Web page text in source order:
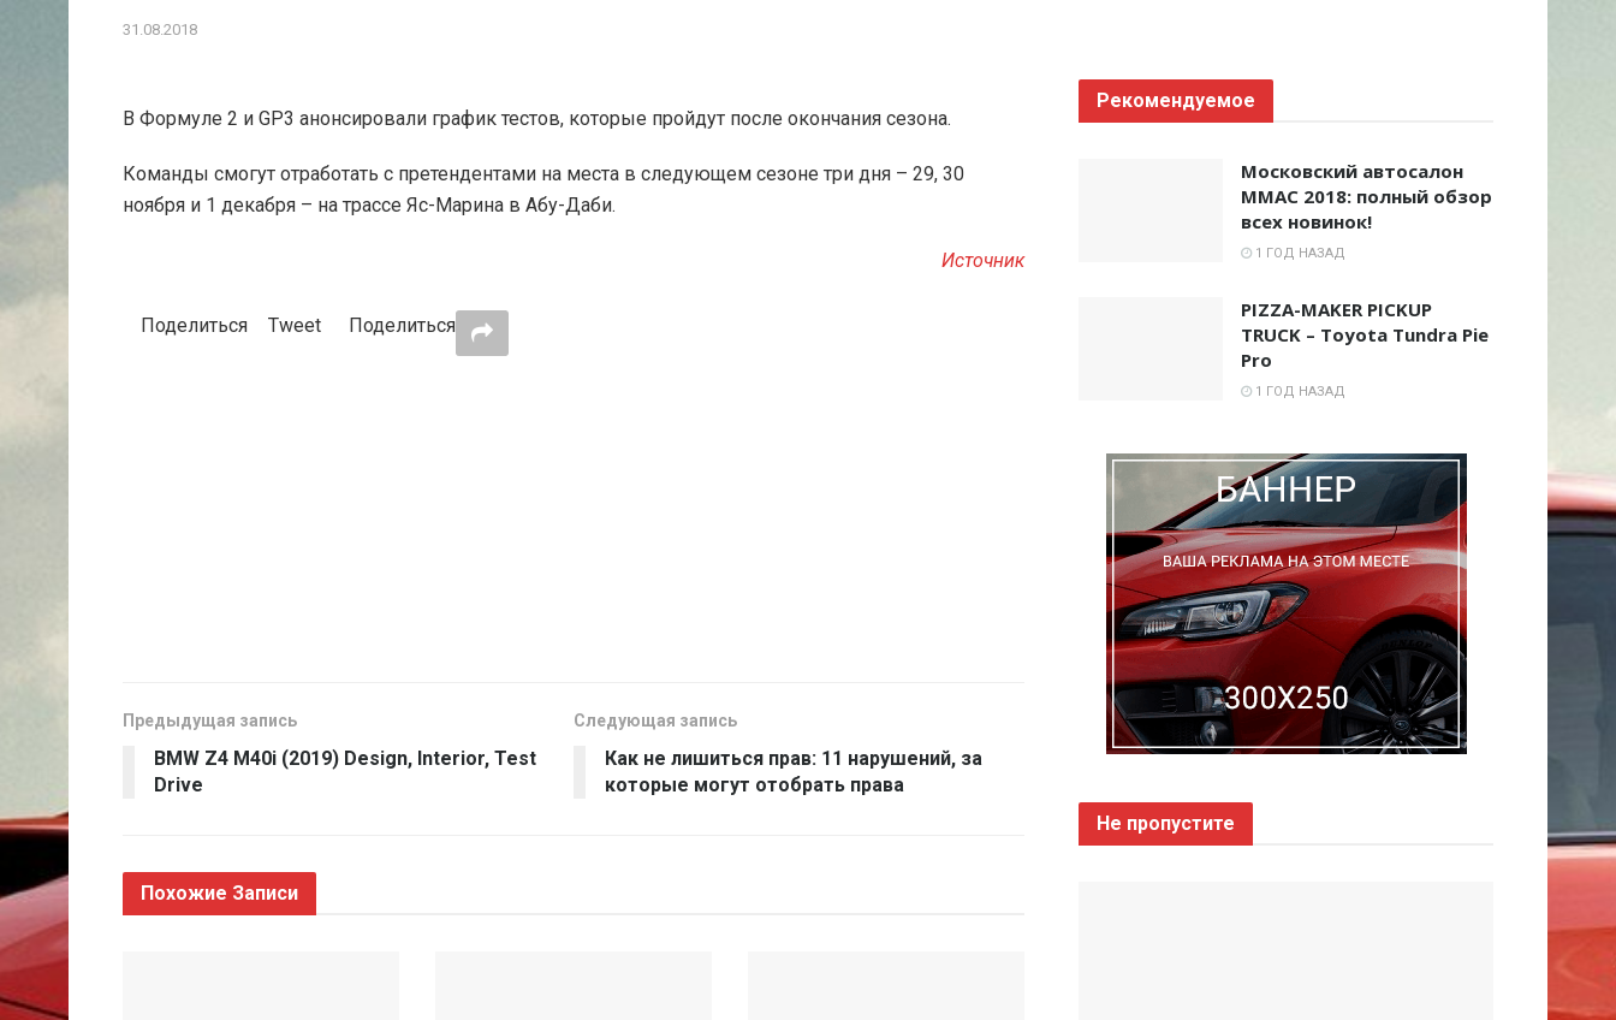
31.08.2018
В Формуле 2 и GP3 анонсировали график тестов, которые пройдут после окончания сезона.
Команды смогут отработать с претендентами на места в следующем сезоне три дня – 29, 30
ноября и 1 декабря – на трассе Яс-Марина в Абу-Даби.
Источник
Поделиться Tweet Поделиться
Предыдущая запись
BMW Z4 M40i (2019) Design, Interior, Test
Drive
Следующая запись
Как не лишиться прав: 11 нарушений, за
которые могут отобрать права
Похожие Записи
Рекомендуемое
Московский автосалон
ММАС 2018: полный обзор
всех новинок!
1 ГОД НАЗАД
PIZZA-MAKER PICKUP
TRUCK – Toyota Tundra Pie
Pro
1 ГОД НАЗАД
Не пропустите